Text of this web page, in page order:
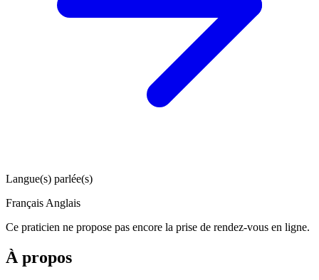
Langue(s) parlée(s)
Français Anglais
Ce praticien ne propose pas encore la prise de rendez-vous en ligne.
À propos